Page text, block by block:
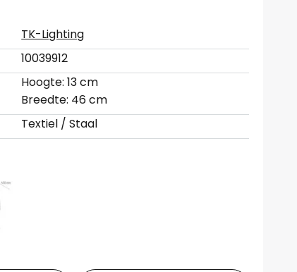
TK-Lighting
10039912
Hoogte: 13 cm
Breedte: 46 cm
Textiel / Staal